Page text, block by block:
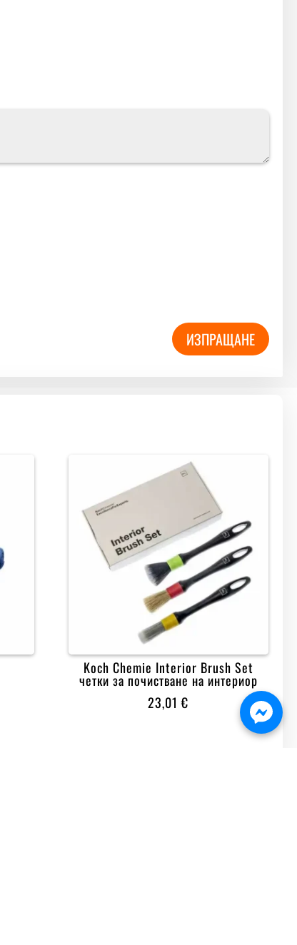
ИЗПРАЩАНЕ
Koch Chemie Interior Brush Set
четки за почистване на интериор
23,01€